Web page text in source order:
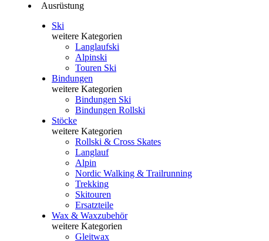
Ausrüstung
Ski
weitere Kategorien
Langlaufski
Alpinski
Touren Ski
Bindungen
weitere Kategorien
Bindungen Ski
Bindungen Rollski
Stöcke
weitere Kategorien
Rollski & Cross Skates
Langlauf
Alpin
Nordic Walking & Trailrunning
Trekking
Skitouren
Ersatzteile
Wax & Waxzubehör
weitere Kategorien
Gleitwax